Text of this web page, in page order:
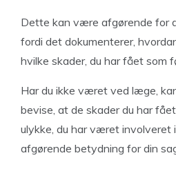
Dette kan være afgørende for
fordi det dokumenterer,
hvilke skader, du har fået som
Har du ikke været ved læge,
bevise, at de skader du har
ulykke, du har været involveret
afgørende betydning for din